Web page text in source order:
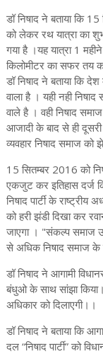
डॉ निषाद ने बताया कि
को लेकर रथ यात्रा का
गया है ।यह यात्रा 1
किलोमीटर का सफर तय
डॉ निषाद ने बताया कि
वाला है । यही नही
वाले है । वही निषाद
आजादी के बाद से ही दूसरी
व्यवहार निषाद समाज को
15 सितम्बर 2016 को
एकजुट कर इतिहास दर्ज
निषाद पार्टी के
को हरी झंडी दिखा कर
जाएगा । "संकल्प समाज
से अधिक निषाद समाज के
डॉ निषाद ने आगामी
बंधुओ के साथ सांझा किया।
अधिकार को दिलाएगी।।
डॉ निषाद ने बताया कि
दल “निषाद पार्टी” को